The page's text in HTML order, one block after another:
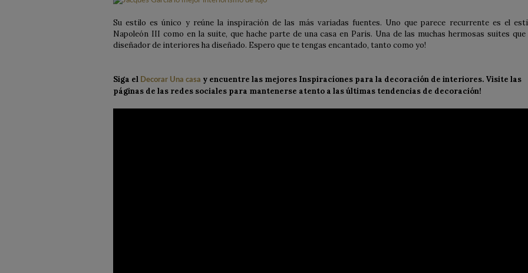
Su estilo es único y reúne la inspiración de las más variadas fuentes. Uno que parece recurrente es el
Napoleón III como en la suite, que hache parte de una casa en Paris. Una de las muchas hermosas suites que
diseñador de interiores ha diseñado. Espero que te tengas encantado, tanto como yo!
Siga el Decorar Una casa y encuentre las mejores Inspiracíones para la decoración de interiores. Visite las
páginas de las redes sociales para mantenerse atento a las últimas tendencias de decoración!